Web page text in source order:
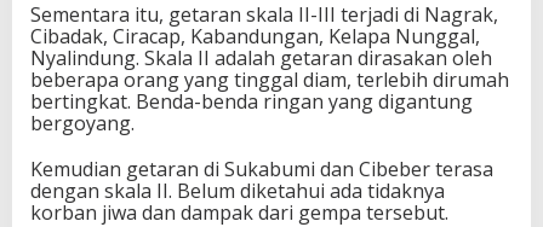
Sementara itu, getaran skala II-III terjadi di Nagrak,
Cibadak, Ciracap, Kabandungan, Kelapa Nunggal,
Nyalindung. Skala II adalah getaran dirasakan oleh
beberapa orang yang tinggal diam, terlebih dirumah
bertingkat. Benda-benda ringan yang digantung
bergoyang.
Kemudian getaran di Sukabumi dan Cibeber terasa
dengan skala II. Belum diketahui ada tidaknya
korban jiwa dan dampak dari gempa tersebut.